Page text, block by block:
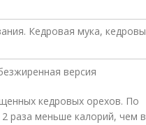
версия
кедровых орехов. По
раза меньше калорий, чем в